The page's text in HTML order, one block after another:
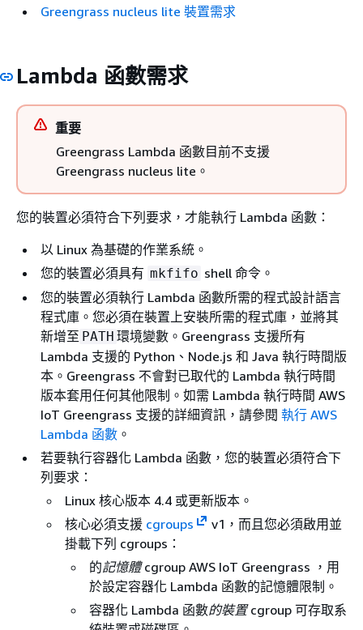
Greengrass nucleus lite 裝置需求
Lambda 函數需求
重要
Greengrass Lambda 函數目前不支援
Greengrass nucleus lite。
您的裝置必須符合下列要求，才能執行 Lambda 函數：
以 Linux 為基礎的作業系統。
您的裝置必須具有 mkfifo shell 命令。
您的裝置必須執行 Lambda 函數所需的程式設計語言
程式庫。您必須在裝置上安裝所需的程式庫，並將其
新增至 PATH 環境變數。Greengrass 支援所有
Lambda 支援的 Python、Node.js 和 Java 執行時間版
本。Greengrass 不會對已取代的 Lambda 執行時間
版本套用任何其他限制。如需 Lambda 執行時間 AWS
IoT Greengrass 支援的詳細資訊，請參閱 執行 AWS
Lambda 函數 。
若要執行容器化 Lambda 函數，您的裝置必須符合下
列要求：
Linux 核心版本 4.4 或更新版本。
核心必須支援 cgroups
v1，而且您必須啟用並
掛載下列 cgroups：
的記憶體cgroup AWS IoT Greengrass ，用
於設定容器化 Lambda 函數的記憶體限制。
容器化 Lambda 函數的裝置cgroup 可存取系